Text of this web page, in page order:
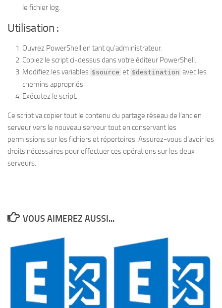
le fichier log.
Utilisation :
Ouvrez PowerShell en tant qu’administrateur.
Copiez le script ci-dessus dans votre éditeur PowerShell.
Modifiez les variables $source et $destination avec les
chemins appropriés.
Exécutez le script.
Ce script va copier tout le contenu du partage réseau de l’ancien
serveur vers le nouveau serveur tout en conservant les
permissions sur les fichiers et répertoires. Assurez-vous d’avoir les
droits nécessaires pour effectuer ces opérations sur les deux
serveurs.
VOUS AIMEREZ AUSSI...